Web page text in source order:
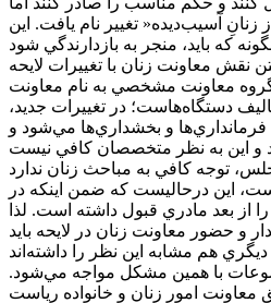
آسيب‌ديده« تغيير نام يافت. اين
نقش معاونت زنان با تغييرات لايحه
معاونت مشخصي به نام معاونت
دستگاه‌هاست؛ در تغييرات جديد،‌
و بخشداري‌ها مي‌شود و
توجه کافي به مباحث زنان ندارد
اين درحاليست که ضمن اينکه در
از بعد مادري قبول داشته است. لذا
و حضور معاونت زنان در لايحه بايد
با همين مشکل مواجه مي‌شود.
معاونت امور زنان و خانواده رياست